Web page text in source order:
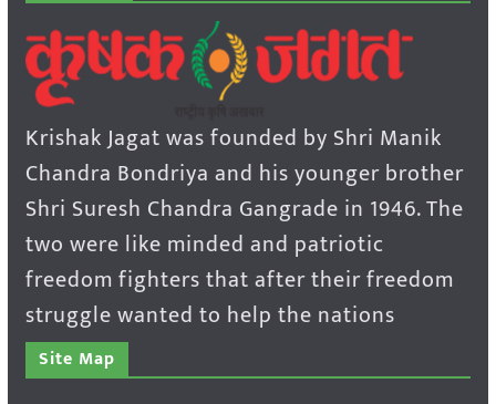
Krishak Jagat was founded by Shri Manik
Chandra Bondriya and his younger brother
Shri Suresh Chandra Gangrade in 1946. The
two were like minded and patriotic
freedom fighters that after their freedom
struggle wanted to help the nations
Site Map